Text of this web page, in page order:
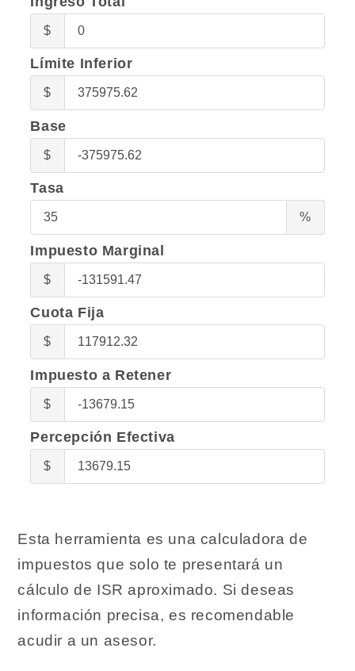
$
Ingreso
Total
Límite Inferior
$
Límite
Inferior
Base
$
Base
Tasa
%
Impuesto Marginal
$
Impuesto
Marginal
Cuota Fija
$
Cuota
Fija
Impuesto a Retener
$
Impuesto
a
Retener
Percepción Efectiva
$
Percepción
Efectiva
Esta herramienta es una calculadora de
impuestos que solo te presentará un
cálculo de ISR aproximado. Si deseas
información precisa, es recomendable
acudir a un asesor.